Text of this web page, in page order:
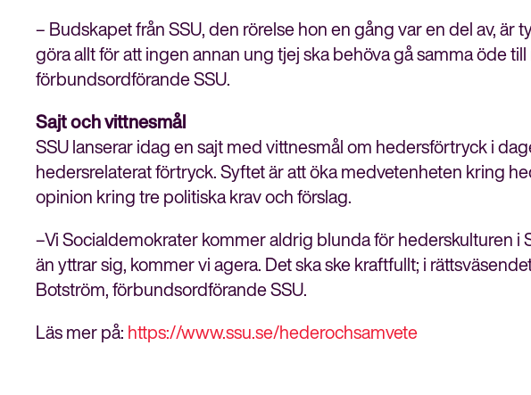
– Budskapet från SSU, den rörelse hon en gång var en del av,
göra allt för att ingen annan ung tjej ska behöva gå samma öde
förbundsordförande SSU.
Sajt och vittnesmål
SSU lanserar idag en sajt med vittnesmål om hedersförtryck i
hedersrelaterat förtryck. Syftet är att öka medvetenheten kring
opinion kring tre politiska krav och förslag.
–Vi Socialdemokrater kommer aldrig blunda för hederskulturen i
än yttrar sig, kommer vi agera. Det ska ske kraftfullt; i
Botström, förbundsordförande SSU.
Läs mer på: https://www.ssu.se/hederochsamvete